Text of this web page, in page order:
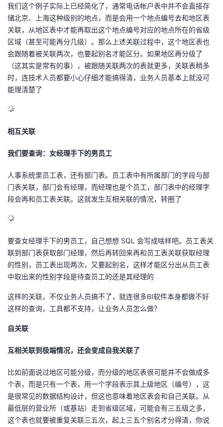
我们这个例子实际上已经简化了，通常电话帐户表中并不会直接存
储北京、上海这种级别的地点，而是会用一个地点编号去和地区表
关联，从地区表中才能再取出这个地点编号对应的地点所在的省级
区域（甚至可能再分几级）。那么上述关联过程中，这个地区表也
会跟随着被关联两次，也要起别名才能区分。如果地区再分级了
（这其实是常有的事），被跟随关联两次的表就更多，关联表稍多
时，连技术人员都要小心仔细才能搞得清，业务人员基本上就没可
能理清楚了
相互关联
我们要查询：女经理手下的男员工
人事系统里员工表，还有部门表。员工表中有所属部门的字段与部
门表关联，部门会有经理，而经理也是个员工，部门表中的经理字
段会再和员工表关联。这就发生互相关联的情况，转圈了
要查女经理手下的男员工，自己想想 SQL 会写成啥样吧。员工表关
联到部门表获取部门经理，然后再转回来再和员工表关联获取经理
的性别，员工表出现两次，又要起别名，这样才能区分出从员工表
中取出来的性别字段是待查员工的还是其经理的
这样的关联，不仅业务人员搞不了，就连很多BI软件本身都做不好
这样的查询，工具都不支持，让业务人员怎么做？
自关联
互相关联到极端情况，还会变成自我关联了
比如前面说过地区可能分级，而分级的地区表很可能并不会做成多
个表，而是只有一个表，用一个字段表示其上级地区（编号），这
是很常见的数据结构设计，但这也意味着地区表会和自己关联。从
最低层的营业所（或基站）走到省级区域，可能会有三五级之多，
这个表也就要被重复关联三五次，起上三五个别名才分得清，你说